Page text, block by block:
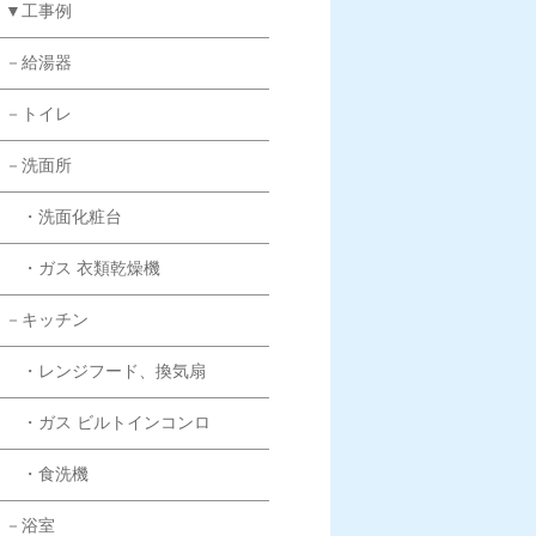
▼工事例
－給湯器
－トイレ
－洗面所
・洗面化粧台
・ガス 衣類乾燥機
－キッチン
・レンジフード、換気扇
・ガス ビルトインコンロ
・食洗機
－浴室